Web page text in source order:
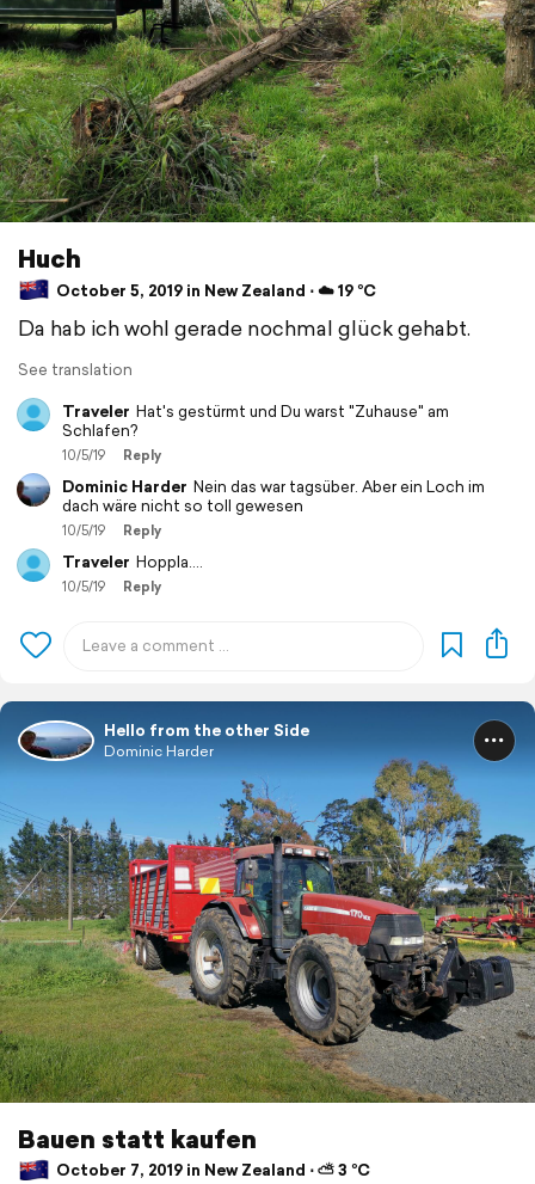
Huch
October 5, 2019 in New Zealand ⋅ ☁️ 19 °C
Da hab ich wohl gerade nochmal glück gehabt.
See translation
Traveler Hat's gestürmt und Du warst "Zuhause" am
Schlafen?
10/5/19 Reply
Dominic Harder Nein das war tagsüber. Aber ein Loch im
dach wäre nicht so toll gewesen
10/5/19 Reply
Traveler Hoppla....
10/5/19 Reply
Hello from the other Side
Dominic Harder
Bauen statt kaufen
October 7, 2019 in New Zealand ⋅ ⛅ 3 °C